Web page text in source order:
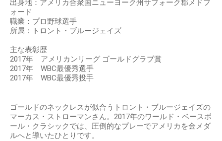
出身地：アメリカ合衆国ニューヨーク州サフォーク郡メドフ
ォード
職業：プロ野球選手
所属：トロント・ブルージェイズ
主な表彰歴
2017年 アメリカンリーグ ゴールドグラブ賞
2017年 WBC最優秀選手
2017年 WBC最優秀投手
ゴールドのネックレスが似合うトロント・ブルージェイズの
マーカス・ストローマンさん。2017年のワールド・ベースボ
ール・クラシックでは、圧倒的なプレーでアメリカを金メダ
ルへと導いたひとりです。